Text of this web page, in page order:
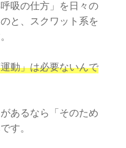
吸の仕方」を日々の
と、スクワット系を
動」は必要ないんで
あるなら「そのため
す。